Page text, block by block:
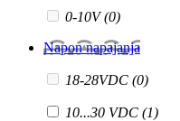
0-10V (0)
Napon napajanja
18-28VDC (0)
10...30 VDC (1)